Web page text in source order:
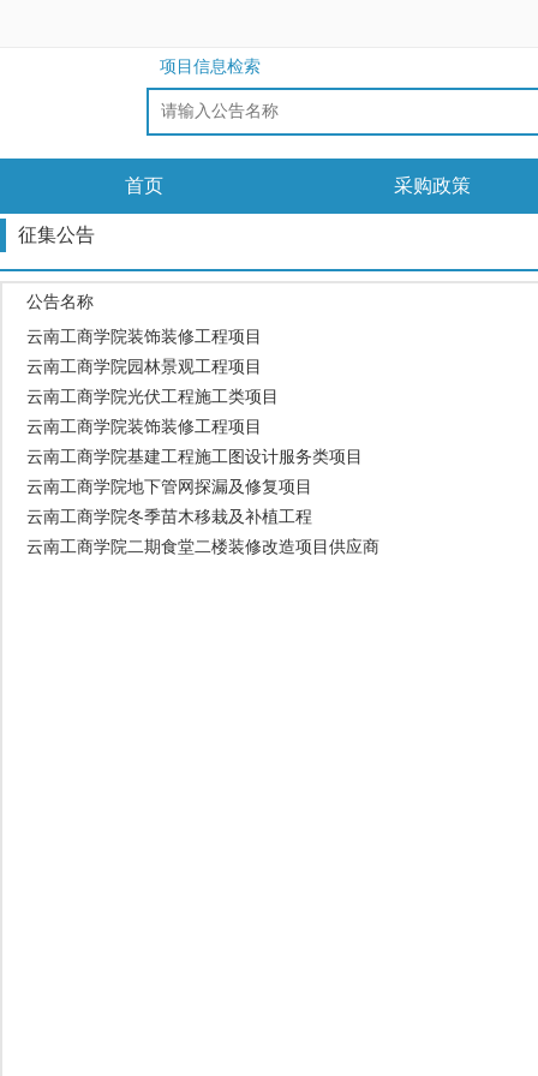
项目信息检索
首页 采购政策
征集公告
公告名称
云南工商学院装饰装修工程项目
云南工商学院园林景观工程项目
云南工商学院光伏工程施工类项目
云南工商学院装饰装修工程项目
云南工商学院基建工程施工图设计服务类项目
云南工商学院地下管网探漏及修复项目
云南工商学院冬季苗木移栽及补植工程
云南工商学院二期食堂二楼装修改造项目供应商